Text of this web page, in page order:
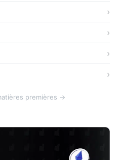
premières →